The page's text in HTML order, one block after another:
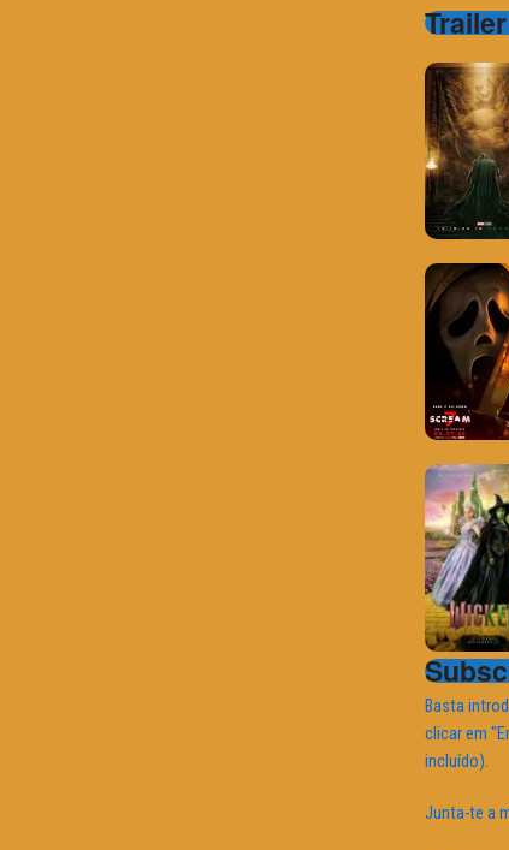
Basta
clicar em
incluído).
Junta-te a